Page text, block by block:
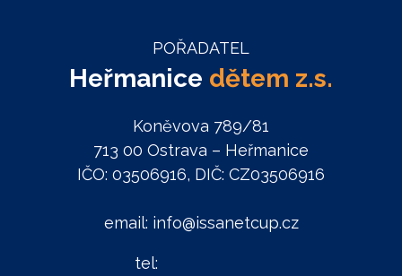
POŘADATEL
Heřmanice dětem z.s.
Koněvova 789/81
713 00 Ostrava – Heřmanice
IČO: 03506916, DIČ: CZ03506916
email: info@issanetcup.cz
tel: